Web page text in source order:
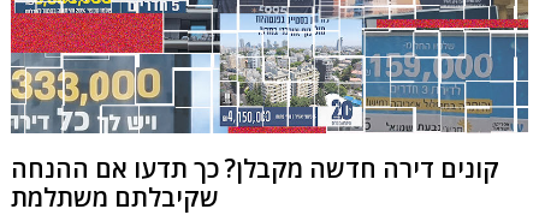
קונים דירה חדשה מקבלן? כך תדעו אם ההנחה
שקיבלתם משתלמת